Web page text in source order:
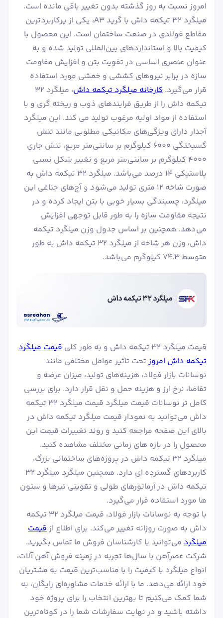
امروز نسبت به روز گذشته بدون تغییر باقی مانده است.
میلگرد ۳۲ تیکمه داش با گرید A3، یکی از پرکاربردترین
مقاطع فولادی در صنعت ساختمان است. این محصول با
کیفیت بالا و استانداردهای بین‌المللی تولید شده و به
عنوان عنصری اساسی در تقویت بتن و افزایش مقاومت
سازه در برابر نیروهای کششی و خمشی مورد استفاده
قرار می‌گیرد. کارخانه میلگرد تیکمه داش
، میلگرد ۳۲
تیکمه داش را از طریق فرایندهای ذوب و ریخته گری و با
استفاده از مواد اولیه مرغوب تولید می کند. این میلگرد
آجدار دارای ویژگی‌های مکانیکی مطلوبی مانند تنش
گسیختگی ۶۰۰۰ کیلوگرم بر سانتی‌متر مربع، تنش جاری
۴۰۰۰ کیلوگرم بر سانتی‌متر مربع و تغییر شکل نسبی
پلاستیکی ۱۴ درصد می‌باشد. میلگرد ۳۲ تیکمه داش به
صورت شاخه 12 متری تولید می‌شود و آج‌های جناغی این
میلگرد، چسبندگی بسیار خوبی با بتن ایجاد کرده و در
نتیجه مقاومت سازه را به طور قابل توجهی افزایش
می‌دهد. همچنین بر اساس جدول وزن میلگرد تیکمه
داش، وزن هر شاخه از میلگرد ۳۲ تیکمه داش به طور
متوسط ۷۴.۳ کیلوگرم می‌باشد.
قیمت میلگرد ۳۲ تیکمه داش و به طور کلی
قیمت میلگرد
تیکمه داش امروز تحت تأثیر عوامل مختلفی مانند
نوسانات بازار فولاد، هزینه‌های تولید، میزان عرضه و
تقاضا، نرخ ارز و هزینه حمل و نقل قرار دارد. برای بررسی
کامل تر نوسانات قیمت میلگرد قیمت میلگرد ۳۲ تیکمه
داش می‌توانید به نمودار قیمت میلگرد تیکمه داش در
بالای این صفحه مراجعه کنید و روند تغییرات قیمت این
محصول را در بازه های زمانی مختلف مشاهده کنید.
میلگرد ۳۲ تیکمه داش در پروژه‌های ساختمانی بزرگ،
کاربردهای گسترده ای دارد. همچنین میلگرد میلگرد ۳۲
تیکمه داش در آرماتورهای طولی و تقویتی تیرها و ستون
ها مورد استفاده قرار می‌گیرد.
با توجه به نوسانات بازار فولاد، قیمت میلگرد ۳۲ تیکمه
داش به صورت روزانه تغییر می‌کند. برای اطلاع ازقیمت
میلگرد می‌توانید با کارشناسان فروش ما تماس بگیرید.
شرکت عصرآهن با سال‌ها تجربه در زمینه فروش آهن آلات،
انواع میلگرد با کیفیت را با مناسب‌ترین قیمت به مشتریان
خود ارائه می‌دهد. ما با ارائه خدمات مشاوره‌ای رایگان، به
شما کمک می‌کنیم تا بهترین انتخاب را برای پروژه خود
داشته باشید و در نهایت سفارشات شما را در کوتاه‌ترین